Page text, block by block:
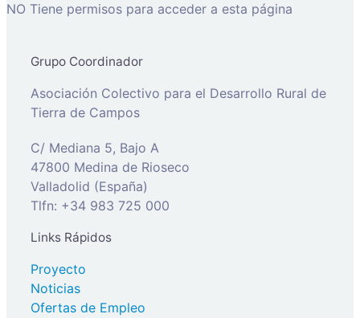
NO Tiene permisos para acceder a esta página
Grupo Coordinador
Asociación Colectivo para el Desarrollo Rural de
Tierra de Campos
C/ Mediana 5, Bajo A
47800 Medina de Rioseco
Valladolid (España)
Tlfn: +34 983 725 000
Links Rápidos
Proyecto
Noticias
Ofertas de Empleo